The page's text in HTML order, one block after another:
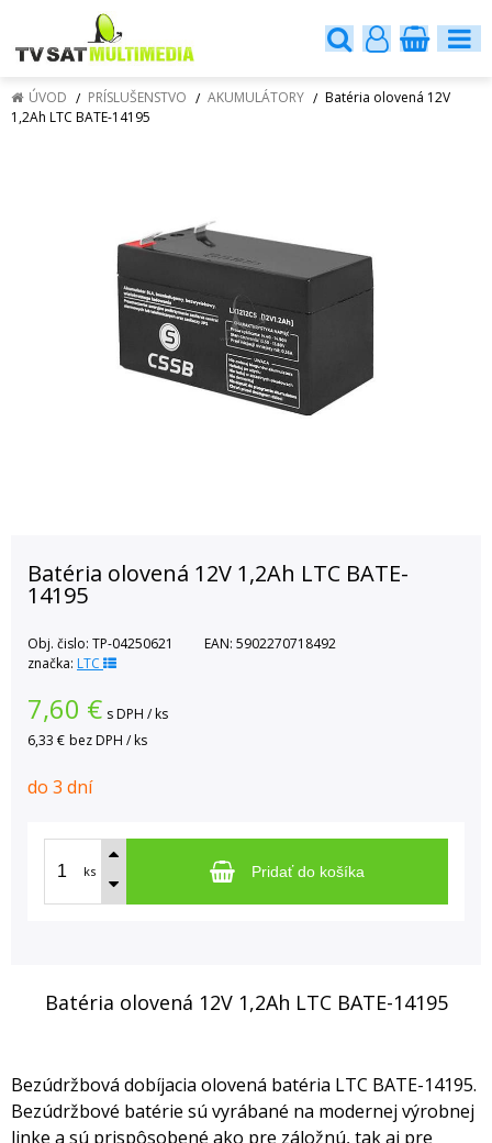
ÚVOD PRÍSLUŠENSTVO AKUMULÁTORY
Batéria olovená 12V
1,2Ah LTC BATE-14195
Batéria olovená 12V 1,2Ah LTC BATE-
14195
Obj. čislo: TP-04250621 EAN: 5902270718492
značka: LTC
7,60 € s DPH / ks
6,33 € bez DPH / ks
do 3 dní
ks Pridať do košíka
Batéria olovená 12V 1,2Ah LTC BATE-14195
Bezúdržbová dobíjacia olovená batéria LTC BATE-14195.
Bezúdržbové batérie sú vyrábané na modernej výrobnej
linke a sú prispôsobené ako pre záložnú, tak aj pre